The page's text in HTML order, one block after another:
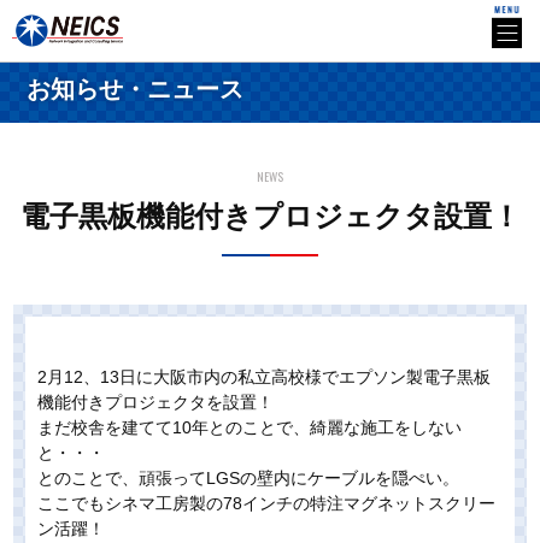
お知らせ・ニュース
NEWS
電子黒板機能付きプロジェクタ設置！
2月12、13日に大阪市内の私立高校様でエプソン製電子黒板
機能付きプロジェクタを設置！
まだ校舎を建てて10年とのことで、綺麗な施工をしない
と・・・
とのことで、頑張ってLGSの壁内にケーブルを隠ぺい。
ここでもシネマ工房製の78インチの特注マグネットスクリー
ン活躍！